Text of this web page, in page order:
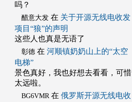
吗？
醋意大发在 关于开源无线电收发
项目“狼”的声明
这些人也真是无语了
彰德在 河顺镇奶奶山上的“太空
电梯”
景色真好，我也好想去看看，可惜
太远啦。
BG6VMR 在 俄罗斯开源无线电收